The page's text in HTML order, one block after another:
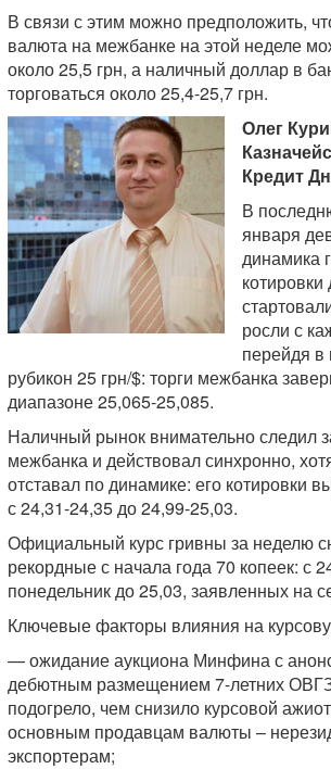
В связи с этим можно предположить,
валюта на межбанке на этой неделе
около 25,5 грн, а наличный доллар в
торговаться около 25,4-25,7 грн.
Олег
Кредит
В
января
динамика
росли с
перейдя в
рубикон 25 грн/$: торги межбанка
диапазоне 25,065-25,085.
Наличный рынок внимательно следил
межбанка и действовал синхронно,
отставал по динамике: его котировки
с 24,31-24,35 до 24,99-25,03.
Официальный курс гривны за неделю
рекордные с начала года 70 копеек: с
понедельник до 25,03, заявленных на
Ключевые факторы влияния на
— ожидание аукциона Минфина с
дебютным размещением 7-летних
подогрело, чем снизило курсовой
основным продавцам валюты –
экспортерам;